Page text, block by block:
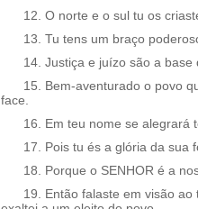
12. O norte e o sul tu os
13. Tu tens um braço
14. Justiça e juízo são a
15. Bem-aventurado o povo
face.
16. Em teu nome se alegrará
17. Pois tu és a glória da sua
18. Porque o SENHOR é a
19. Então falaste em visão